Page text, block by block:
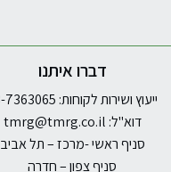
דברו איתנו
ייעוץ ושירות לקוחות: 03-7363065
דוא"ל: tmrg@tmrg.co.il
סניף ראשי -מרכז – תל אביב
סניף צפון – חדרה